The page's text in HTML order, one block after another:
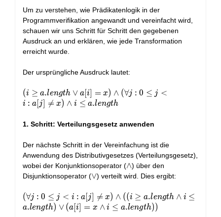
Um zu verstehen, wie Prädikatenlogik in der
Programmverifikation angewandt und vereinfacht wird,
schauen wir uns Schritt für Schritt den gegebenen
Ausdruck an und erklären, wie jede Transformation
erreicht wurde.
Der ursprüngliche Ausdruck lautet:
(i \ge
a.length
= x)
(\forall
j : 0 \le
j < i :
a[j] \ne
x) \land
i \le
a.length
(i ≥ a.length ∨ a[ i = x) ∧ (∀j : 0 ≤ j <
i : a j 
= x) ∧ i ≤ a.length
1. Schritt: Verteilungsgesetz anwenden
Der nächste Schritt in der Vereinfachung ist die
Anwendung des Distributivgesetzes (Verteilungsgesetz),
wobei der Konjunktionsoperator (\land
∧) über den
Disjunktionsoperator (\lor
∨) verteilt wird. Dies ergibt:
(\forall j :
0 \le j < i
(∀j : 0 ≤ j < i : a[ j 
= x) ∧ ((i ≥ a.length ∧ i ≤
a.length) ∨ (a [i = x ∧ i ≤ a.length) )